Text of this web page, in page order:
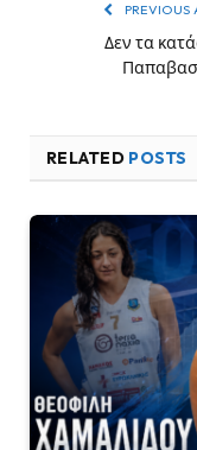
PREVIOUS
Δεν τα
RELATED POSTS